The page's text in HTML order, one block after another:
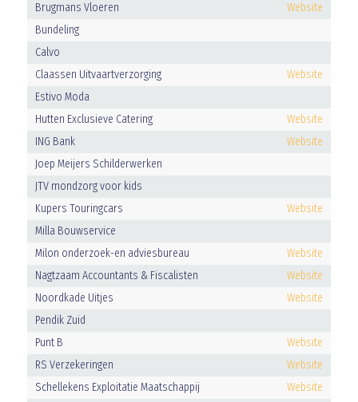
Brugmans Vloeren
Website
Bundeling
Calvo
Claassen Uitvaartverzorging
Website
Estivo Moda
Hutten Exclusieve Catering
Website
ING Bank
Website
Joep Meijers Schilderwerken
JTV mondzorg voor kids
Kupers Touringcars
Website
Milla Bouwservice
Milon onderzoek-en adviesbureau
Website
Nagtzaam Accountants & Fiscalisten
Website
Noordkade Uitjes
Website
Pendik Zuid
Punt B
Website
RS Verzekeringen
Website
Schellekens Exploitatie Maatschappij
Website